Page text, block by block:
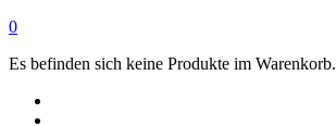
0
Es befinden sich keine Produkte im Warenkorb.